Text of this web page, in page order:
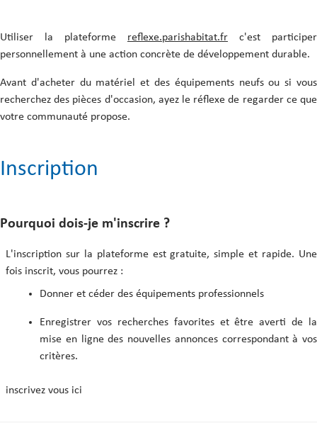
La Charte du donneur
Les annonces de don ou de cession
Le contact avec le preneur
Utiliser la plateforme reflexe.parishabitat.fr c'est participer
personnellement à une action concrète de développement durable.
Avant d'acheter du matériel et des équipements neufs ou si vous
recherchez des pièces d'occasion, ayez le réflexe de regarder ce que
votre communauté propose.
Inscription
Pourquoi dois-je m'inscrire ?
L'inscription sur la plateforme est gratuite, simple et rapide. Une
fois inscrit, vous pourrez :
Donner et céder des équipements professionnels
Enregistrer vos recherches favorites et être averti de la
mise en ligne des nouvelles annonces correspondant à vos
critères.
inscrivez vous ici